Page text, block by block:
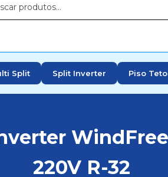
Split Split Inverter Piso Teto
220V R-32